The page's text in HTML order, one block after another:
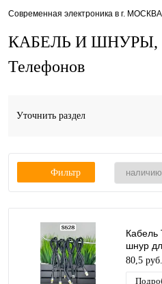
Современная электроника в г. МОСКВА
КАБЕЛЬ И ШНУРЫ,
Телефонов
Уточнить раздел
Фильтр
Кабель
шнур
60W,
80,5 руб.